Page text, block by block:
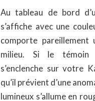
Au tableau de bord
s’affiche avec une
comporte pareillement
milieu. Si le témoin
s’enclenche sur votre
qu’il prévient d’une
lumineux s’allume en